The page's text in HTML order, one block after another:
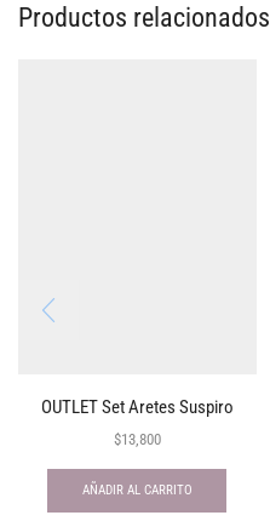
Productos relacionados
OUTLET Set Aretes Suspiro
$13,800
AÑADIR AL CARRITO